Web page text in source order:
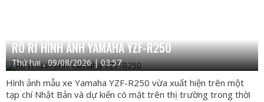
RÒ RỈ HÌNH ẢNH YAMAHA YZF-R250
Thứ hai , 09/08/2026 | 03:57
Hình ảnh mẫu xe Yamaha YZF-R250 vừa xuất hiện trên một
tạp chí Nhật Bản và dự kiến có mặt trên thị trường trong thời